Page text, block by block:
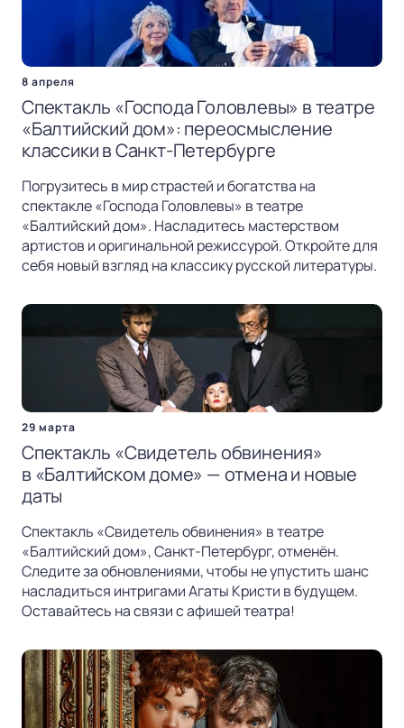
8 апреля
Спектакль «Господа Головлевы» в театре
«Балтийский дом»: переосмысление
классики в Санкт-Петербурге
Погрузитесь в мир страстей и богатства на
спектакле «Господа Головлевы» в театре
«Балтийский дом». Насладитесь мастерством
артистов и оригинальной режиссурой. Откройте для
себя новый взгляд на классику русской литературы.
29 марта
Спектакль «Свидетель обвинения»
в «Балтийском доме» — отмена и новые
даты
Спектакль «Свидетель обвинения» в театре
«Балтийский дом», Санкт-Петербург, отменён.
Следите за обновлениями, чтобы не упустить шанс
насладиться интригами Агаты Кристи в будущем.
Оставайтесь на связи с афишей театра!